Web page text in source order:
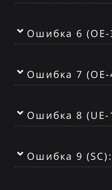
Ошибка 6
Ошибка 7
Ошибка 8
Ошибка 9